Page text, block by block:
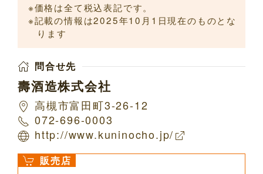
価格は全て税込表記です。
記載の情報は2025年10月1日現在のものとな
ります
問合せ先
壽酒造株式会社
高槻市富田町3-26-12
072-696-0003
http://www.kuninocho.jp/
販売店